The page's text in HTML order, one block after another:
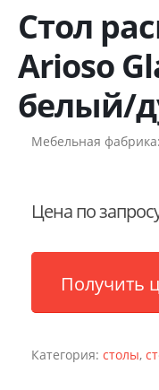
Стол
Arioso
белый/
Мебельная фабрика:
Цена по
Получить
Категория: столы,